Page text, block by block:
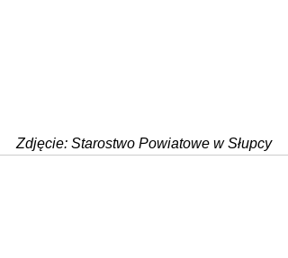
Zdjęcie: Starostwo Powiatowe w Słupcy